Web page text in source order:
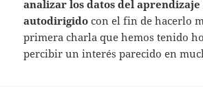
analizar los datos del
autodirigido con el fin de hacerlo
primera charla que hemos tenido
percibir un interés parecido en